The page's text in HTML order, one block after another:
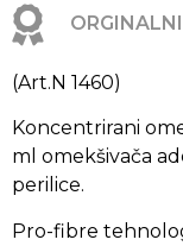
(Art.N 1460)
Koncentrirani
ml omekšivača
perilice.
Pro-fibre